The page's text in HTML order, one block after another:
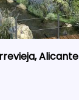
Alicante